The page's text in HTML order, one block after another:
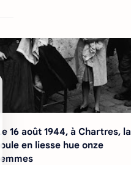
Le 16 août 1944, à Chartres, la
foule en liesse hue onze
femmes